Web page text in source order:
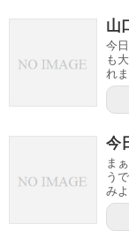
山
今
も
れ
今
ま
う
み